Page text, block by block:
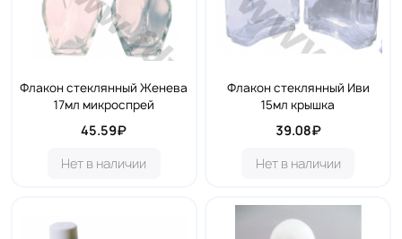
Флакон стеклянный Женева
17мл микроспрей
45.59₽
Нет в наличии
Флакон стеклянный Иви
15мл крышка
39.08₽
Нет в наличии